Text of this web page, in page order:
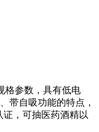
格参数，具有低电
带自吸功能的特点，
证，可抽医药酒精以